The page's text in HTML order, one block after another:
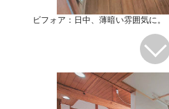
ビフォア：日中、薄暗い雰囲気に。